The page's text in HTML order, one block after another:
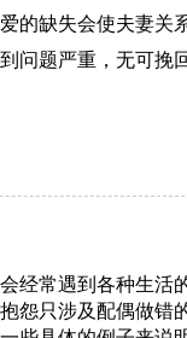
的缺失会使夫妻
问题严重，无可
常遇到各种生活
怨只涉及配偶做